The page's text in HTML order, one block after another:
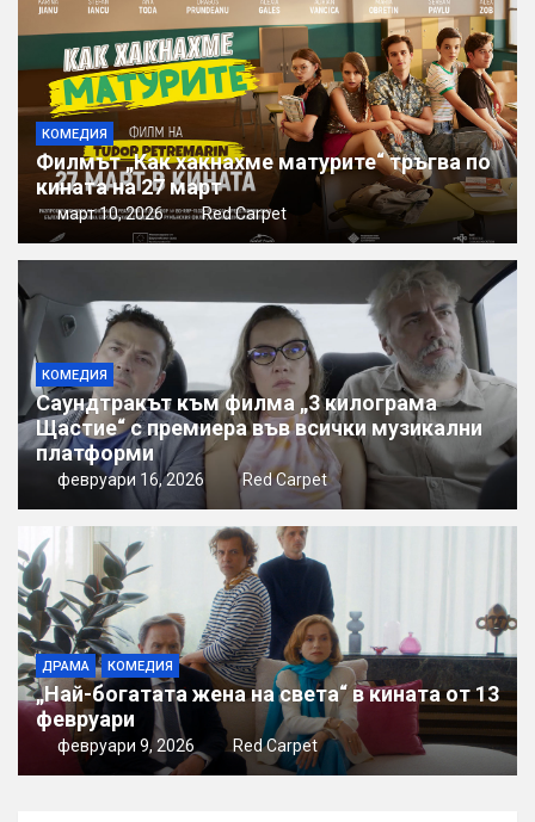
КОМЕДИЯ
Филмът „Как хакнахме матурите“ тръгва по
кината на 27 март
март 10, 2026 Red Carpet
КОМЕДИЯ
Саундтракът към филма „3 килограма
Щастие“ с премиера във всички музикални
платформи
февруари 16, 2026 Red Carpet
ДРАМА КОМЕДИЯ
„Най-богатата жена на света“ в кината от 13
февруари
февруари 9, 2026 Red Carpet